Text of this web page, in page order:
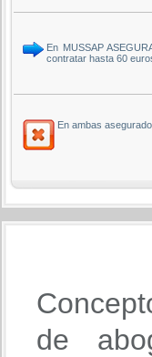
En MUSSAP
contratar hasta 60
En ambas
de